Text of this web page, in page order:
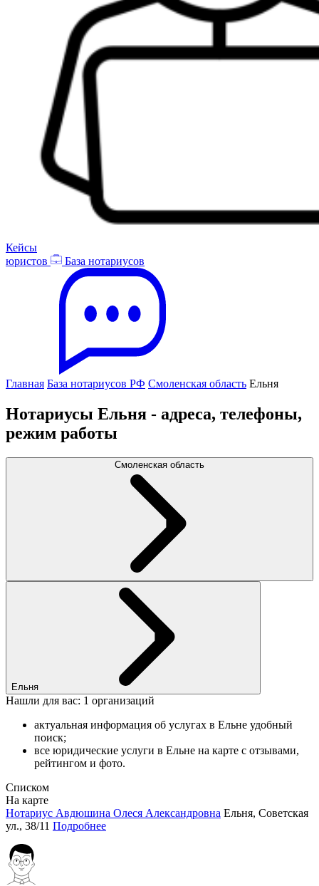
Кейсы
юристов
База нотариусов
Главная База нотариусов РФ Смоленская область Ельня
Нотариусы Ельня - адреса, телефоны,
режим работы
Смоленская область
Ельня
Нашли для вас: 1 организаций
актуальная информация об услугах в Ельне удобный
поиск;
все юридические услуги в Ельне на карте с отзывами,
рейтингом и фото.
Списком
На карте
Нотариус Авдюшина Олеся Александровна Ельня, Советская
ул., 38/11 Подробнее